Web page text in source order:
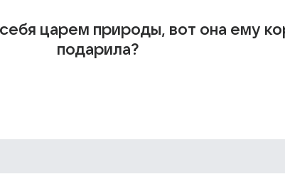
царем природы, вот она ему
подарила?